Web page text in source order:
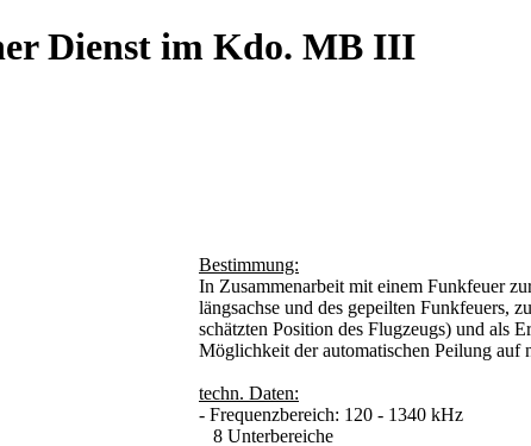
Dienst im Kdo. MB III
Bestimmung:
In Zusammenarbeit mit einem Funkfeuer
längsachse und des gepeilten Funkfeuers,
schätzten Position des Flugzeugs) und als
Möglichkeit der automatischen Peilung auf
techn. Daten:
- Frequenzbereich: 120 - 1340 kHz
8 Unterbereiche